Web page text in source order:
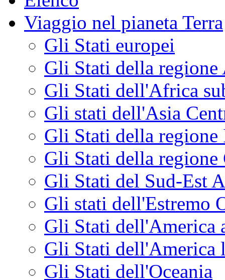
Viaggio nel pianeta Terra
Gli Stati europei
Gli Stati della regione
Gli Stati dell'Africa
Gli stati dell'Asia
Gli Stati della regione
Gli Stati della regione
Gli Stati del Sud-Est
Gli stati dell'Estremo
Gli Stati dell'America
Gli Stati dell'America
Gli Stati dell'Oceania